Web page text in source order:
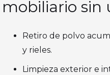
mobiliario sin
Retiro de polvo
y rieles.
Limpieza exterior e